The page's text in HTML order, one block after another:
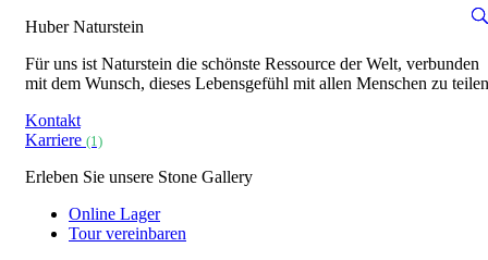
Huber Naturstein
Für uns ist Naturstein die schönste Ressource der Welt, verbunden
mit dem Wunsch, dieses Lebensgefühl mit allen Menschen zu
Kontakt
Karriere (1)
Erleben Sie unsere Stone Gallery
Online Lager
Tour vereinbaren